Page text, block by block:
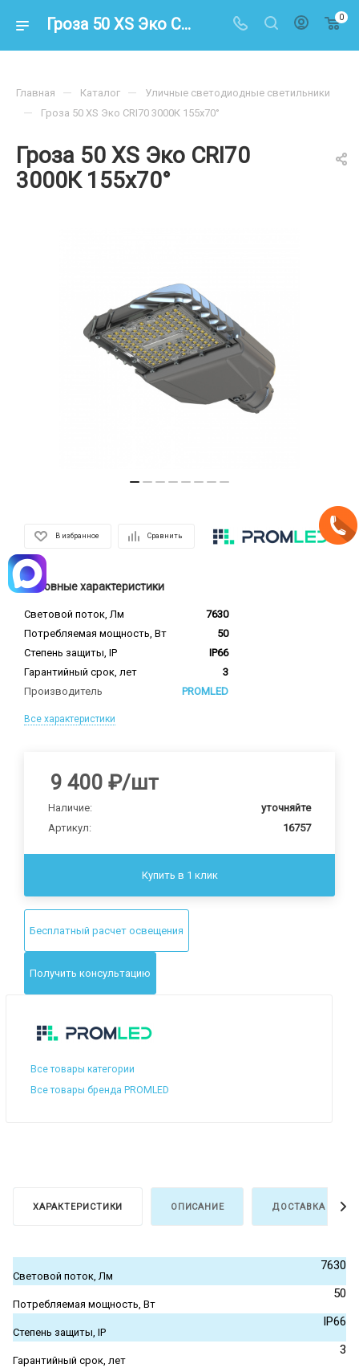
Гроза 50 XS Эко CRI70 3000К 155х70° – купить по цене 9400.00 в интернет-магазине energoresurs-spb.ru 0
Гроза 50 XS Эко CRI70
3000К 155х70°
Главная — Каталог — Уличные светодиодные светильники
— Гроза 50 XS Эко CRI70 3000К 155х70°
В избранное Сравнить
Основные характеристики
Световой поток, Лм
7630
Потребляемая мощность, Вт
50
Степень защиты, IP
IP66
Гарантийный срок, лет
3
Производитель
PROMLED
Все характеристики
9 400 ₽/шт
Наличие:
уточняйте
Артикул:
16757
Купить в 1 клик
Бесплатный расчет освещения
Получить консультацию
Все товары категории
Все товары бренда PROMLED
ХАРАКТЕРИСТИКИ ОПИСАНИЕ ДОСТАВКА И
Световой поток, Лм
7630
Потребляемая мощность, Вт
50
Степень защиты, IP
IP66
Гарантийный срок, лет
3